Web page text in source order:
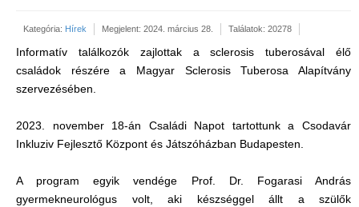
Kategória: Hírek Megjelent: 2024. március 28. Találatok: 20278
Informatív találkozók zajlottak a sclerosis tuberosával élő
családok részére a Magyar Sclerosis Tuberosa Alapítvány
szervezésében.
2023. november 18-án Családi Napot tartottunk a Csodavár
Inkluziv Fejlesztő Központ és Játszóházban Budapesten.
A program egyik vendége Prof. Dr. Fogarasi András
gyermekneurológus volt, aki készséggel állt a szülők